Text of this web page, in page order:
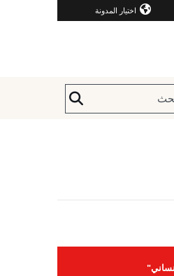
اختيار المدونة